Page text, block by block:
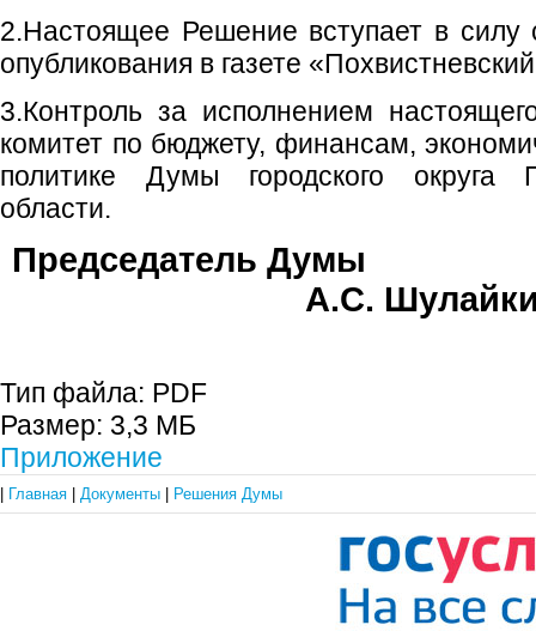
2.Настоящее Решение вступает в силу
опубликования в газете
3.Контроль за исполнением
комитет по бюджету, финансам,
политике Думы городского округа
области.
А.С.
Тип файла: PDF
Размер: 3,3 МБ
Приложение
Главная Документы Решения Думы